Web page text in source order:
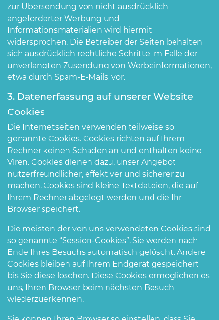
zur Übersendung von nicht ausdrücklich
angeforderter Werbung und
Informationsmaterialien wird hiermit
widersprochen. Die Betreiber der Seiten behalten
sich ausdrücklich rechtliche Schritte im Falle der
unverlangten Zusendung von Werbeinformationen,
etwa durch Spam-E-Mails, vor.
3. Datenerfassung auf unserer Website
Cookies
Die Internetseiten verwenden teilweise so
genannte Cookies. Cookies richten auf Ihrem
Rechner keinen Schaden an und enthalten keine
Viren. Cookies dienen dazu, unser Angebot
nutzerfreundlicher, effektiver und sicherer zu
machen. Cookies sind kleine Textdateien, die auf
Ihrem Rechner abgelegt werden und die Ihr
Browser speichert.
Die meisten der von uns verwendeten Cookies sind
so genannte “Session-Cookies”. Sie werden nach
Ende Ihres Besuchs automatisch gelöscht. Andere
Cookies bleiben auf Ihrem Endgerät gespeichert
bis Sie diese löschen. Diese Cookies ermöglichen es
uns, Ihren Browser beim nächsten Besuch
wiederzuerkennen.